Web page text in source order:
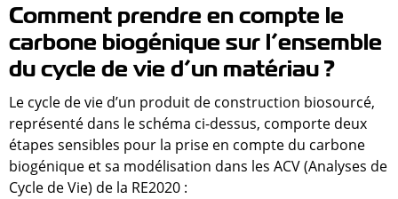
Comment prendre en compte le
carbone biogénique sur l’ensemble
du cycle de vie d’un matériau?
Le cycle de vie d’un produit de construction biosourcé,
représenté dans le schéma ci-dessus, comporte deux
étapes sensibles pour la prise en compte du carbone
biogénique et sa modélisation dans les ACV (Analyses de
Cycle de Vie) de la RE2020 :